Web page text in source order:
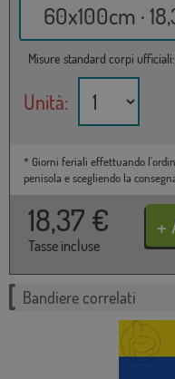
60x100cm ·
Misure standard corpi
Unità:
* Giorni feriali effettuando
penisola e scegliendo la
18,37 €
Tasse incluse
Bandiere correlati